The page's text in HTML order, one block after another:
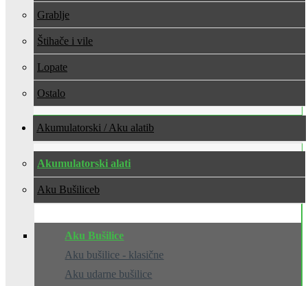
Grablje
Štihače i vile
Lopate
Ostalo
Akumulatorski / Aku alati
Akumulatorski alati
Aku Bušilice
Aku Bušilice
Aku bušilice - klasične
Aku udarne bušilice